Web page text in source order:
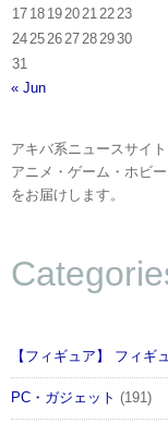
17 18 19 20 21 22 23
24 25 26 27 28 2930
31
« Jun
アキバ系ニュースサイ
アニメ・ゲーム・ホビ
をお届けします。
【フィギュア】 フィギ
PC・ガジェット (191)